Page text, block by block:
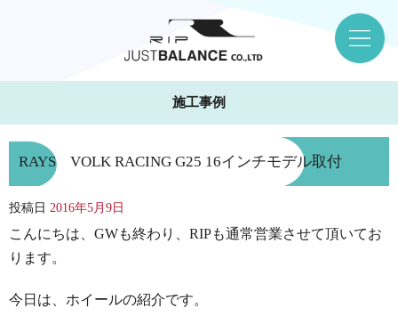
施工事例
RAYS VOLK RACING G25 16インチモデル取付
投稿日 2016年5月9日
こんにちは、GWも終わり、RIPも通常営業させて頂いてお
ります。
今日は、ホイールの紹介です。